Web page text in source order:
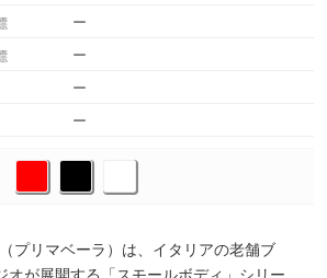
ー
ー
ー
ー
（プリマベーラ）は、イタリアの老舗ブ